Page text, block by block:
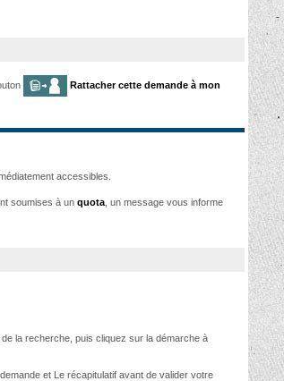
Rattacher cette demande à mon
accessibles.
soumises à un quota , un message vous informe
la recherche, puis cliquez sur la démarche à
et Le récapitulatif avant de valider votre